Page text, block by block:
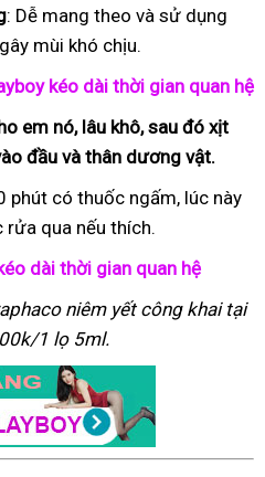
: Dễ mang theo và sử dụng
mùi khó chịu.
kéo dài thời gian quan hệ
em nó, lâu khô, sau đó xịt
đầu và thân dương vật.
phút có thuốc ngấm, lúc này
rửa qua nếu thích.
dài thời gian quan hệ
niêm yết công khai tại
1 lọ 5ml.